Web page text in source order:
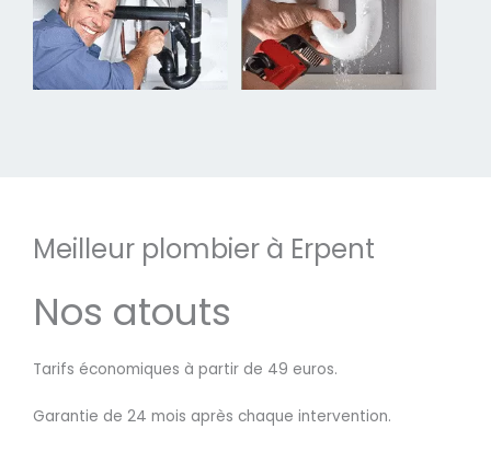
Meilleur plombier à Erpent
Nos atouts
Tarifs économiques à partir de 49 euros.
Garantie de 24 mois après chaque intervention.